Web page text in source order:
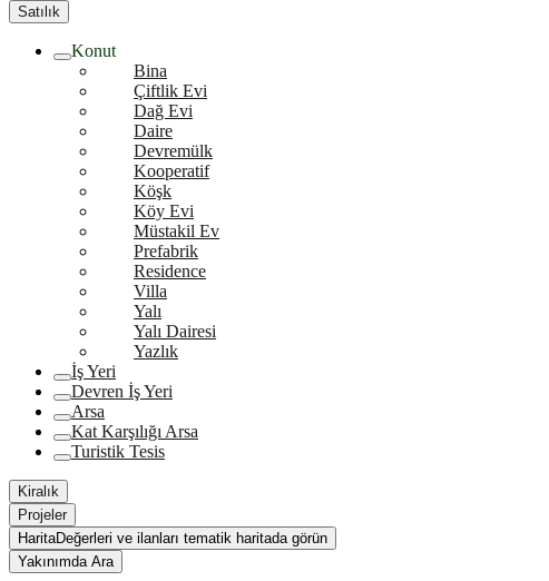
Satılık
Konut
Bina
Çiftlik Evi
Dağ Evi
Daire
Devremülk
Kooperatif
Köşk
Köy Evi
Müstakil Ev
Prefabrik
Residence
Villa
Yalı
Yalı Dairesi
Yazlık
İş Yeri
Devren İş Yeri
Arsa
Kat Karşılığı Arsa
Turistik Tesis
Kiralık
Projeler
HaritaDeğerleri ve ilanları tematik haritada görün
Yakınımda Ara